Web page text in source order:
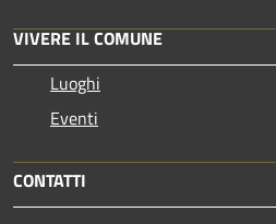
VIVERE IL COMUNE
Luoghi
Eventi
CONTATTI